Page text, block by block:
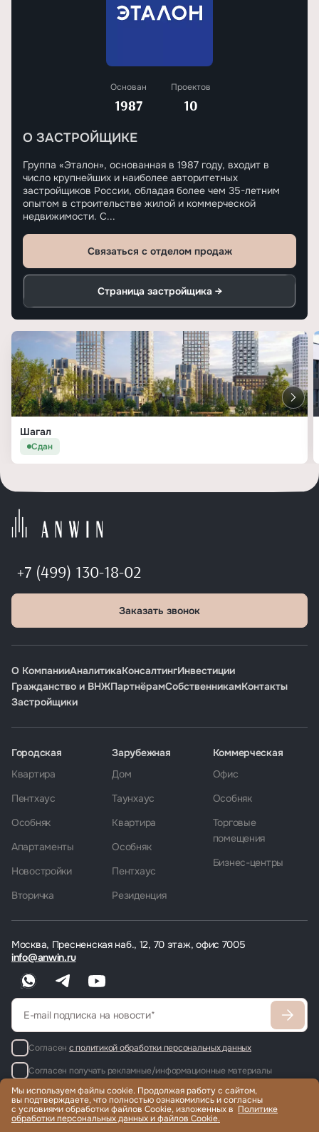
Основан
1987
Проектов
10
О ЗАСТРОЙЩИКЕ
Группа «Эталон», основанная в 1987 году, входит в
число крупнейших и наиболее авторитетных
застройщиков России, обладая более чем 35-летним
опытом в строительстве жилой и коммерческой
недвижимости. С...
Связаться с отделом продаж
Страница застройщика →
Шагал
Сдан
+7 (499) 130-18-02
Заказать звонок
О КомпанииАналитикаКонсалтингИнвестиции
Гражданство и ВНЖПартнёрамСобственникамКонтакты
Застройщики
Москва, Пресненская наб., 12, 70 этаж, офис 7005
info@anwin.ru
Согласен с политикой обработки персональных данных
Согласен получать рекламные/информационные материалы
Городская
Квартира
Пентхаус
Особняк
Апартаменты
Новостройки
Вторичка
Зарубежная
Дом
Таунхаус
Квартира
Особняк
Пентхаус
Резиденция
Коммерческая
Офис
Особняк
Торговые
помещения
Бизнес-центры
Продажа и аренда элитной недвижимости по всему миру, помощь
Мы используем файлы cookie. Продолжая работу с сайтом,
вы подтверждаете, что полностью ознакомились и согласны
с условиями обработки файлов Cookie, изложенных в Политике
обработки персональных данных и файлов Cookie.